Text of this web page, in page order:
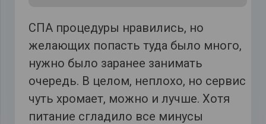
СПА процедуры нравились, но
желающих попасть туда было много,
нужно было заранее занимать
очередь. В целом, неплохо, но сервис
чуть хромает, можно и лучше. Хотя
питание сгладило все минусы